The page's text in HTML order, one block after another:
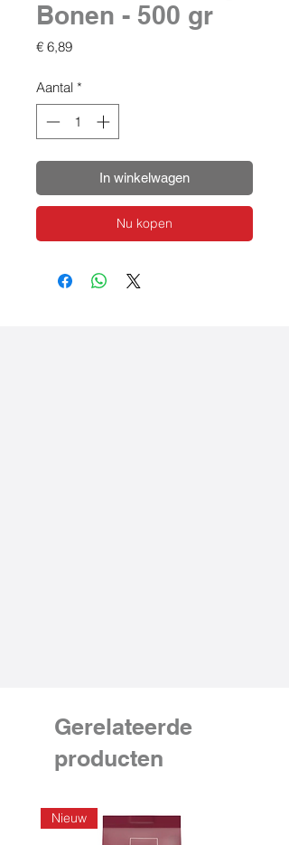
Bonen - 500 gr
€ 6,89Prijs
Aantal *
In winkelwagen
Nu kopen
Gerelateerde
producten
Nieuw